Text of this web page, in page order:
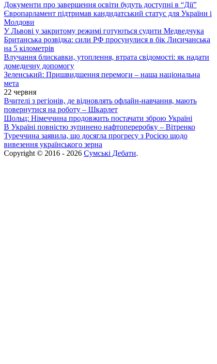
Документи про завершення освіти будуть доступні в “Дії”
Європарламент підтримав кандидатський статус для України і
Молдови
У Львові у закритому режимі готуються судити Медведчука
Британська розвідка: сили РФ просунулися в бік Лисичанська
на 5 кілометрів
Влучання блискавки, утоплення, втрата свідомості: як надати
домедичну допомогу
Зеленський: Пришвидшення перемоги – наша національна
мета
22 червня
Вчителі з регіонів, де відновлять офлайн-навчання, мають
повернутися на роботу – Шкарлет
Шольц: Німеччина продовжить постачати зброю Україні
В Україні повністю зупинено нафтопереробку – Вітренко
Туреччина заявила, що досягла прогресу з Росією щодо
вивезення українського зерна
Copyright © 2016 - 2026 Сумські Дебати.